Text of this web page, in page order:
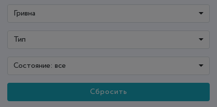
Гривна
Тип
Состояние: все
Сбросить